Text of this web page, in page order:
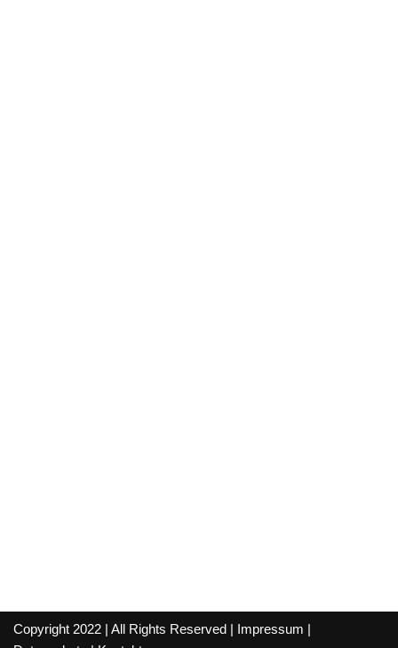
Copyright 2022 | All Rights Reserved | Impressum |